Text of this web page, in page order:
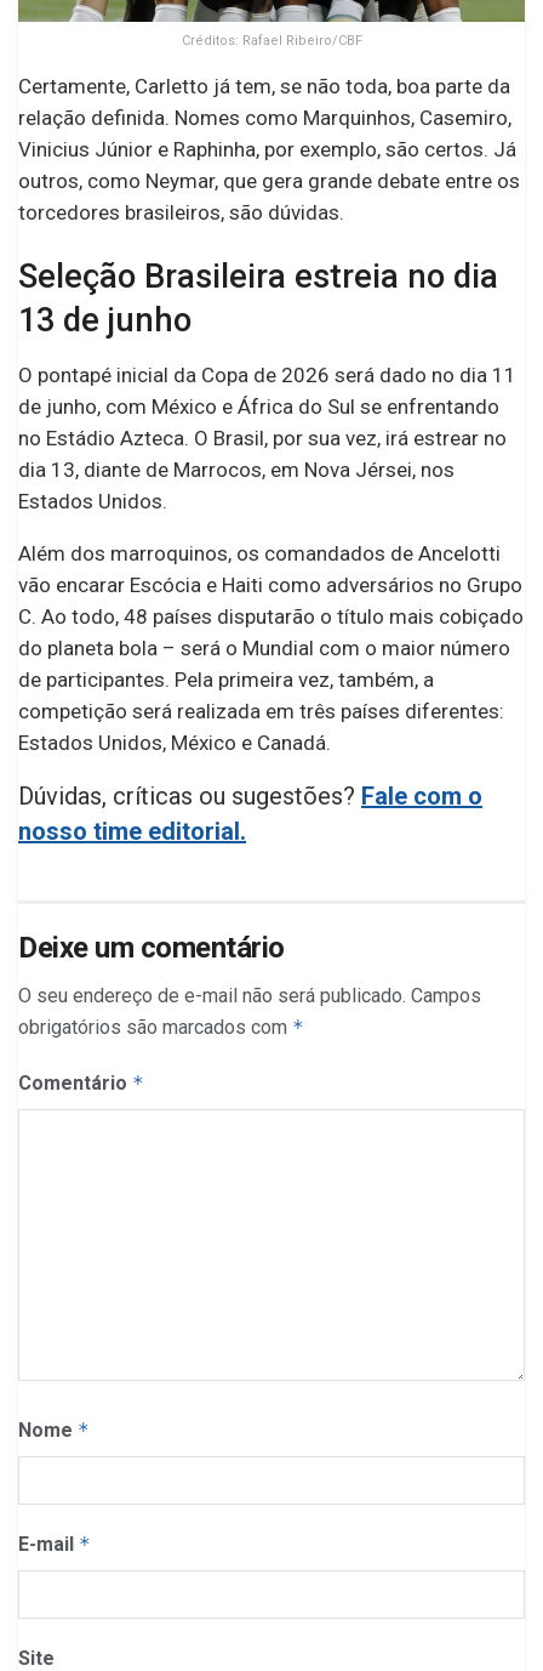
Créditos: Rafael Ribeiro/CBF
Certamente, Carletto já tem, se não toda, boa parte da
relação definida. Nomes como Marquinhos, Casemiro,
Vinicius Júnior e Raphinha, por exemplo, são certos. Já
outros, como Neymar, que gera grande debate entre os
torcedores brasileiros, são dúvidas.
Seleção Brasileira estreia no dia
13 de junho
O pontapé inicial da Copa de 2026 será dado no dia 11
de junho, com México e África do Sul se enfrentando
no Estádio Azteca. O Brasil, por sua vez, irá estrear no
dia 13, diante de Marrocos, em Nova Jérsei, nos
Estados Unidos.
Além dos marroquinos, os comandados de Ancelotti
vão encarar Escócia e Haiti como adversários no Grupo
C. Ao todo, 48 países disputarão o título mais cobiçado
do planeta bola – será o Mundial com o maior número
de participantes. Pela primeira vez, também, a
competição será realizada em três países diferentes:
Estados Unidos, México e Canadá.
Dúvidas, críticas ou sugestões? Fale com o
nosso time editorial.
Deixe um comentário
O seu endereço de e-mail não será publicado. Campos
obrigatórios são marcados com *
Comentário *
Nome *
E-mail *
Site